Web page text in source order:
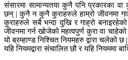
संसारमा सामान्यतया कुनै पनि प्रकारका
छन् | कुनै न कुनै कुराहरुले हाम्रो जीवनमा
कुराहरुले सबै भन्दा दुखि र गाह्रो
जीवनमा गर्न खोजेको महत्वपुर्ण कुरा वा
यो ब्रम्हाण्ड निश्चित नियमहरु द्वारा चलेको छ
यहि नियमद्वारा संचालित छौ र यहि नियममा